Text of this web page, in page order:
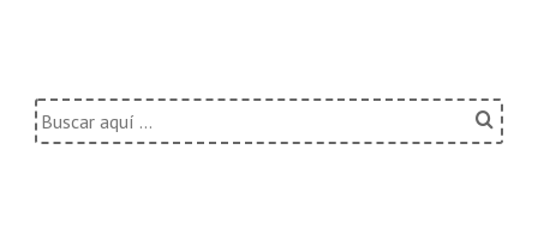
Buscar
por: